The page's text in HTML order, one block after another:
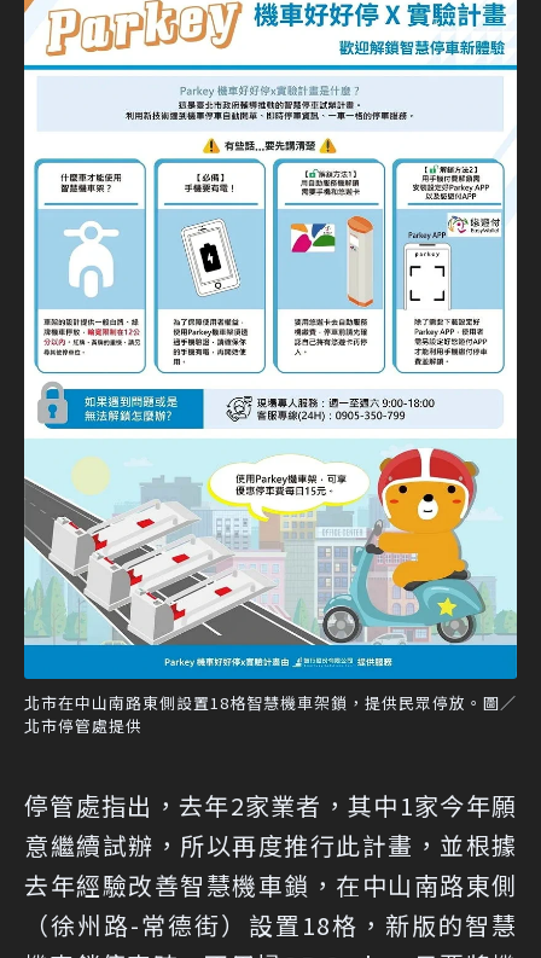
北市在中山南路東側設置18格智慧機車架鎖，提供民眾停放。圖／
北市停管處提供
停管處指出，去年2家業者，其中1家今年願
意繼續試辦，所以再度推行此計畫，並根據
去年經驗改善智慧機車鎖，在中山南路東側
（徐州路-常德街）設置18格，新版的智慧